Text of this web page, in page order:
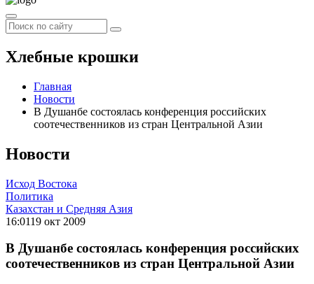
Хлебные крошки
Главная
Новости
В Душанбе состоялась конференция российских
соотечественников из стран Центральной Азии
Новости
Исход Востока
Политика
Казахстан и Средняя Азия
16:0119 окт 2009
В Душанбе состоялась конференция российских
соотечественников из стран Центральной Азии